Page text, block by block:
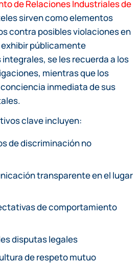
de Relaciones Industriales de
sirven como elementos
contra posibles violaciones en
públicamente
se les recuerda a los
mientras que los
inmediata de sus
clave incluyen:
de discriminación no
transparente en el lugar
de comportamiento
disputas legales
de respeto mutuo